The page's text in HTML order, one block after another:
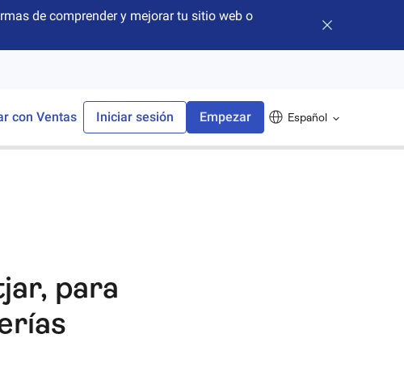
de comprender y mejorar tu sitio web o
Cerrar banner
con Ventas Iniciar sesión Empezar Español
para